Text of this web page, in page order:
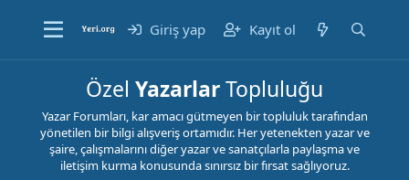
Giriş yap Kayıt ol
Özel YazarlarTopluluğu
Yazar Forumları, kar amacı gütmeyen bir topluluk tarafından
yönetilen bir bilgi alışveriş ortamıdır. Her yetenekten yazar ve
şaire, çalışmalarını diğer yazar ve sanatçılarla paylaşma ve
iletişim kurma konusunda sınırsız bir fırsat sağlıyoruz.